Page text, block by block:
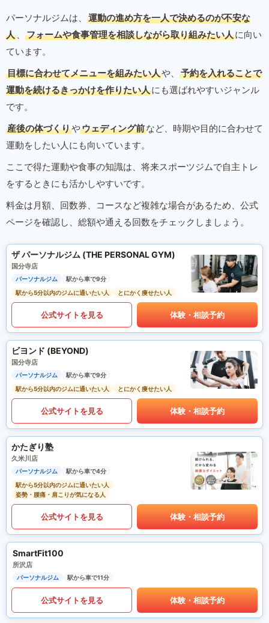
パーソナルジムは、
運動の進め方を一人で決めるのが不安な
人 、 フォームや食事管理を相談しながら取り組みたい人に向い
ています。
目標に合わせてメニューを組みたい人や、
予約を入れることで
運動を続けるきっかけを作りたい人にも選ばれやすいジャンル
です。
産後の体づくりやウェディング前など、時期や目的に合わせて
運動をしたい人にも向いています。
ここで得た運動や食事の知識は、将来スポーツジムで自主トレ
をするときにも活かしやすいです。
料金は月額、回数券、コースなど複雑な場合があるため、公式
ページを確認し、総額や通える回数をチェックしましょう。
ザ パーソナルジム (THE PERSONAL GYM)
国分寺店
パーソナルジム
駅から車で9分
駅から5分以内のジムに通いたい人
とにかく痩せたい人
公式サイトを見る 体験・相談予約
ビヨンド (BEYOND)
国分寺店
パーソナルジム
駅から車で9分
駅から5分以内のジムに通いたい人
とにかく痩せたい人
公式サイトを見る 体験・相談予約
かたぎり塾
久米川店
パーソナルジム
駅から車で4分
駅から5分以内のジムに通いたい人
姿勢・腰痛・肩こりが気になる人
公式サイトを見る 体験・相談予約
SmartFit100
所沢店
パーソナルジム 駅から車で11分
公式サイトを見る 体験・相談予約